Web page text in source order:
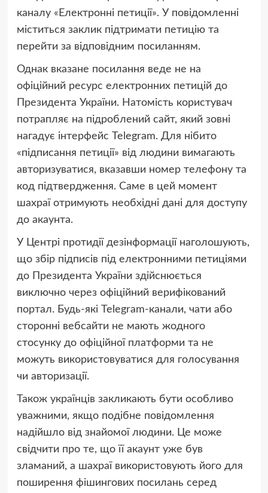
каналу «Електронні петиції». У повідомленні
міститься заклик підтримати петицію та
перейти за відповідним посиланням.
Однак вказане посилання веде не на
офіційний ресурс електронних петицій до
Президента України. Натомість користувач
потрапляє на підроблений сайт, який зовні
нагадує інтерфейс Telegram. Для нібито
«підписання петиції» від людини вимагають
авторизуватися, вказавши номер телефону та
код підтвердження. Саме в цей момент
шахраї отримують необхідні дані для доступу
до акаунта.
У Центрі протидії дезінформації наголошують,
що збір підписів під електронними петиціями
до Президента України здійснюється
виключно через офіційний верифікований
портал. Будь-які Telegram-канали, чати або
сторонні вебсайти не мають жодного
стосунку до офіційної платформи та не
можуть використовуватися для голосування
чи авторизації.
Також українців закликають бути особливо
уважними, якщо подібне повідомлення
надійшло від знайомої людини. Це може
свідчити про те, що її акаунт уже був
зламаний, а шахраї використовують його для
поширення фішингових посилань серед